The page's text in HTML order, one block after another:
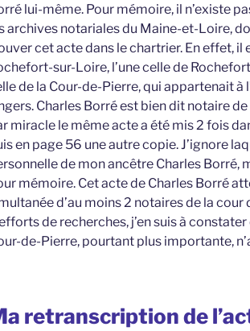
lui-même. Pour mémoire, il n’existe
archives notariales du Maine-et-Loire,
cet acte dans le chartrier. En effet, il
sur-Loire, l’une celle de
de la Cour-de-Pierre, qui appartenait à
Charles Borré est bien dit notaire
miracle le même acte a été mis 2 fois
en page 56 une autre copie. J’ignore
de mon ancêtre Charles Borré,
mémoire. Cet acte de Charles Borré
d’au moins 2 notaires de la
de recherches, j’en suis à
de-Pierre, pourtant plus importante,
retranscription de